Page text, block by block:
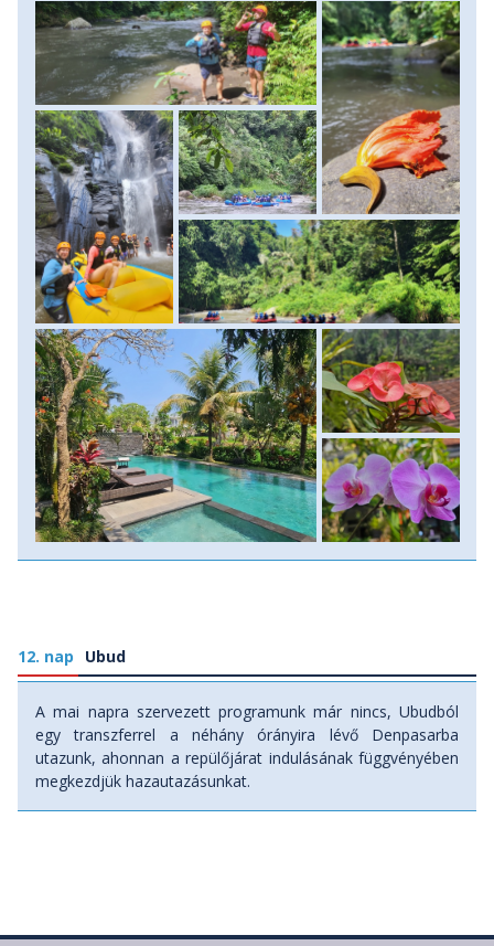
12. nap Ubud
A mai napra szervezett programunk már nincs, Ubudból
egy transzferrel a néhány órányira lévő Denpasarba
utazunk, ahonnan a repülőjárat indulásának függvényében
megkezdjük hazautazásunkat.